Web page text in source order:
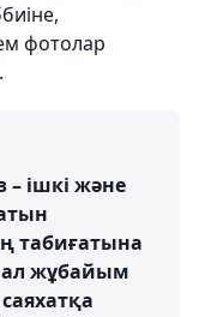
фотолар
– ішкі және
табиғатына
жұбайым